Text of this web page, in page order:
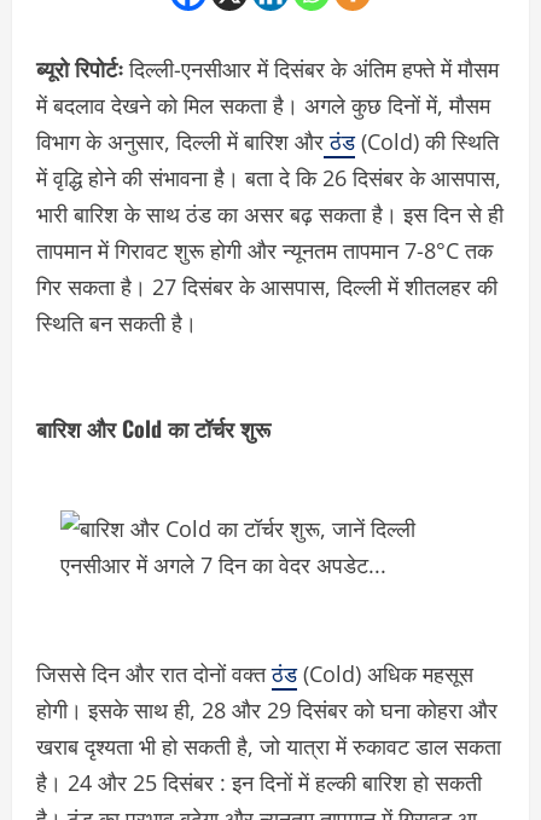
ब्यूरो रिपोर्टःदिल्ली-एनसीआर में दिसंबर के अंतिम हफ्ते में मौसम
में बदलाव देखने को मिल सकता है। अगले कुछ दिनों में, मौसम
विभाग के अनुसार, दिल्ली में बारिश औरठंड(Cold) की स्थिति
में वृद्धि होने की संभावना है। बता दे कि 26 दिसंबर के आसपास,
भारी बारिश के साथ ठंड का असर बढ़ सकता है। इस दिन से ही
तापमान में गिरावट शुरू होगी और न्यूनतम तापमान 7-8°C तक
गिर सकता है। 27 दिसंबर के आसपास, दिल्ली में शीतलहर की
स्थिति बन सकती है।
बारिश और Cold का टॉर्चर शुरू
जिससे दिन और रात दोनों वक्तठंड(Cold) अधिक महसूस
होगी। इसके साथ ही, 28 और 29 दिसंबर को घना कोहरा और
खराब दृश्यता भी हो सकती है, जो यात्रा में रुकावट डाल सकता
है। 24 और 25 दिसंबर : इन दिनों में हल्की बारिश हो सकती